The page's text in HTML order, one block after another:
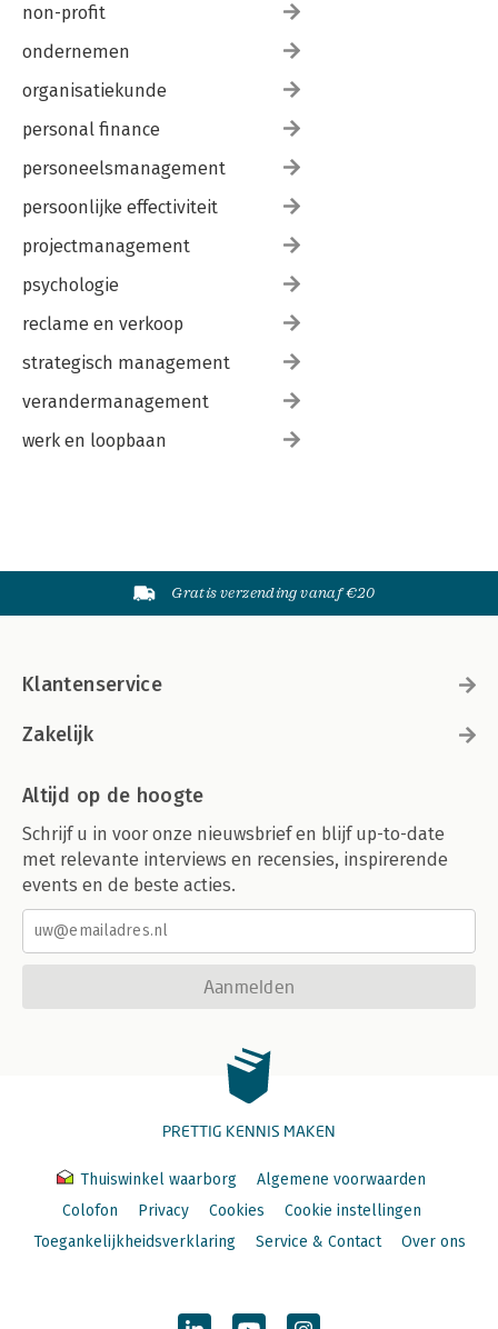
non-profit
ondernemen
organisatiekunde
personal finance
personeelsmanagement
persoonlijke effectiviteit
projectmanagement
psychologie
reclame en verkoop
strategisch management
verandermanagement
werk en loopbaan
Gratis verzending vanaf €20
Klantenservice
Zakelijk
Altijd op de hoogte
Schrijf u in voor onze nieuwsbrief en blijf up-to-date
met relevante interviews en recensies, inspirerende
events en de beste acties.
Aanmelden
PRETTIG KENNIS MAKEN
Thuiswinkel waarborg
Algemene voorwaarden
Colofon
Privacy Cookies
Cookie instellingen
Toegankelijkheidsverklaring
Service & Contact Over ons